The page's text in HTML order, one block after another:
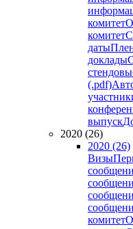
комитет
комитет
даты
доклады
(.pdf)
выпуск
2020 (26)
2020 (26)
Визы
комитет